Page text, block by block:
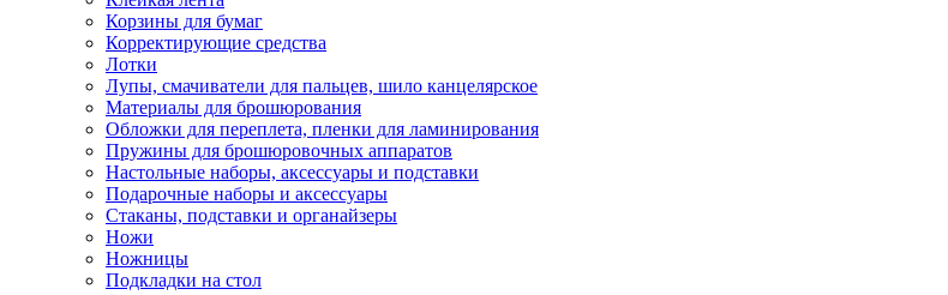
Корзины для бумаг
Корректирующие средства
Лотки
Лупы, смачиватели для пальцев, шило канцелярское
Материалы для брошюрования
Обложки для переплета, пленки для ламинирования
Пружины для брошюровочных аппаратов
Настольные наборы, аксессуары и подставки
Подарочные наборы и аксессуары
Стаканы, подставки и органайзеры
Ножи
Ножницы
Подкладки на стол